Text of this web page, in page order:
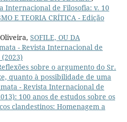
Internacional de Filosofia: v. 10
E TEORIA CRÍTICA - Edição
SOFILE, OU DA
- Revista Internacional de
sobre o argumento do Sr.
quanto à possibilidade de uma
- Revista Internacional de
100 anos de estudos sobre os
clandestinos: Homenagem a